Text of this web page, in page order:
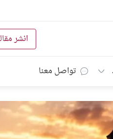
انشر
تواصل معنا